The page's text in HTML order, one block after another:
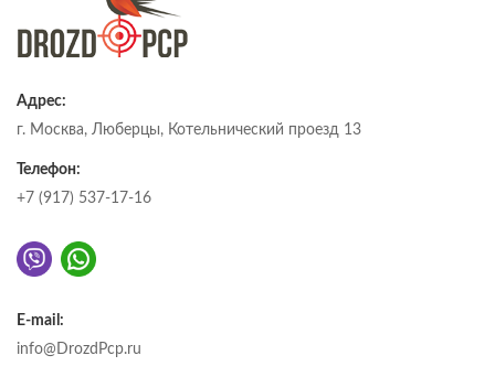
Адрес:
г. Москва, Люберцы, Котельнический проезд 13
Телефон:
+7 (917) 537-17-16
E-mail:
info@DrozdPcp.ru